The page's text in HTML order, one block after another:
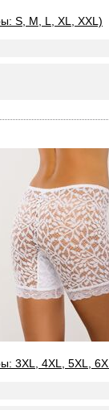
S, M, L, XL, XXL)
3XL, 4XL, 5XL,